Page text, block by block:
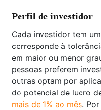
Perfil de investidor
Cada investidor tem
corresponde à
em maior ou menor
pessoas preferem
outras optam por
do potencial de lucro
mais de 1% ao mês.